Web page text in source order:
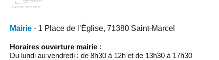
Mairie - 1 Place de l’Église, 71380 Saint-Marcel
Horaires ouverture mairie :
Du lundi au vendredi : de 8h30 à 12h et de 13h30 à 17h30